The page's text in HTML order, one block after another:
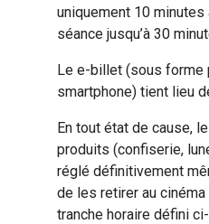
uniquement 10 minutes
séance jusqu’à 30
Le e-billet (sous forme
smartphone) tient lieu
En tout état de cause,
produits (confiserie,
réglé définitivement
de les retirer au
tranche horaire défini